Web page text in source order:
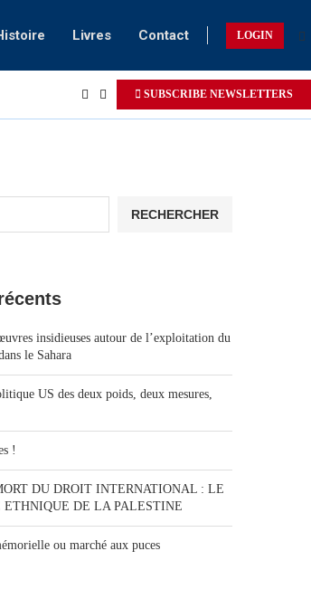
Livres Contact LOGIN
SUBSCRIBE NEWSLETTERS
RECHERCHER
insidieuses autour de l’exploitation du
le Sahara
US des deux poids, deux mesures,
!
DU DROIT INTERNATIONAL : LE
ETHNIQUE DE LA PALESTINE
ou marché aux puces